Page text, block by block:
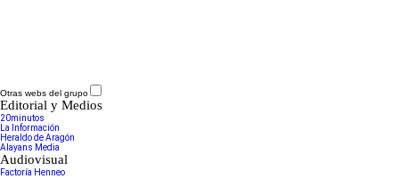
Otras webs del grupo
Editorial y Medios
20minutos
La Información
Heraldo de Aragón
Alayans Media
Audiovisual
Factoría Henneo